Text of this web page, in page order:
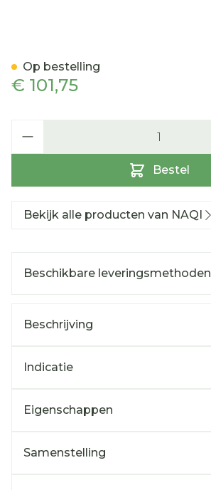
€ 101,75
Bestel
Op bestelling
Bekijk alle producten van NAQI
Beschikbare leveringsmethoden
Beschrijving
Indicatie
Eigenschappen
Samenstelling